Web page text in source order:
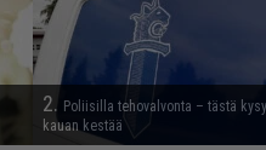
2. Poliisilla tehovalvonta – tästä
kauan kestää